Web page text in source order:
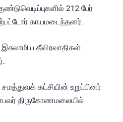
212 பேர்
காயமடைந்தனர்.
தீவிரவாதிகள்
கட்சியின் உறுப்பினர்
திருகோணமலையில்